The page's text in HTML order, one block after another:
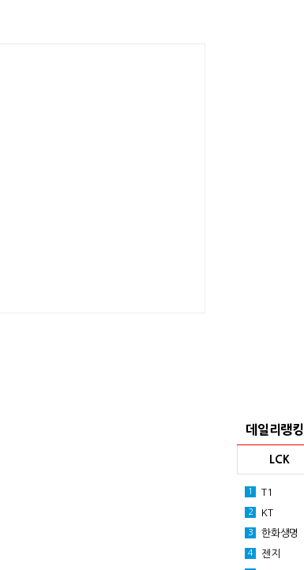
데일리랭킹
LCK
1 T1
2 KT
3 한화생명
4 젠지